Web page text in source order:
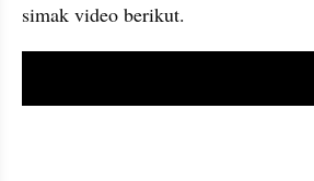
simak video berikut.